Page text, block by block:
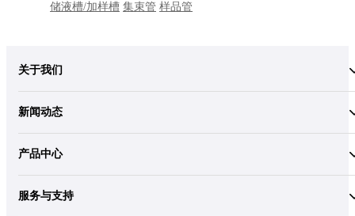
储液槽/加样槽 集束管 样品管
关于我们
新闻动态
产品中心
服务与支持